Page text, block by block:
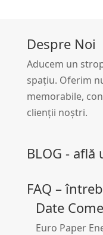
Despre Noi
Aducem un
spațiu. Oferim
memorabile,
clienții noștri.
BLOG -
FAQ –
Date
Euro Paper